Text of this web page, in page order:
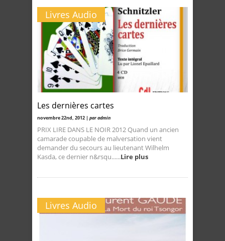
Livres Audio
Les dernières cartes
novembre 22nd, 2012 | par admin
PRIX LIRE DANS LE NOIR 2012 Quand un ancien
camarade coupable de malversation vient
demander du secours au lieutenant Wilhelm
Kasda, ce dernier n&rsqu......Lire plus
Livres Audio